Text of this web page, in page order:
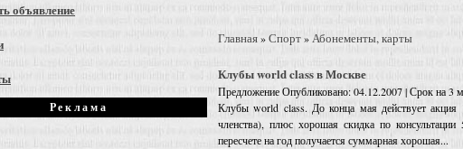
объявление
Реклама
Главная»Спорт»Абонементы, карты
Клубы world class в Москве
ПредложениеОпубликовано: 04.12.2007 | Срок на 3
Клубы world class. До конца мая действует акция
членства), плюс хорошая скидка по
пересчете на год получается суммарная хорошая...